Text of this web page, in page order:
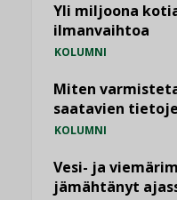
Yli miljoona
ilmanvaihtoa
KOLUMNI
Miten
saatavien
KOLUMNI
Vesi- ja
jämähtänyt